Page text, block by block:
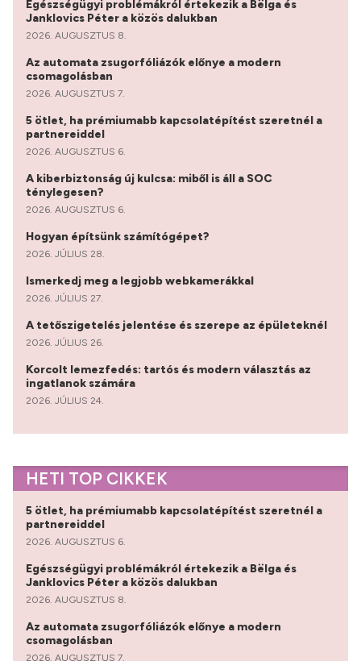
Egészségügyi problémákról értekezik a Bëlga és
Janklovics Péter a közös dalukban
2026. AUGUSZTUS 8.
Az automata zsugorfóliázók előnye a modern
csomagolásban
2026. AUGUSZTUS 7.
5 ötlet, ha prémiumabb kapcsolatépítést szeretnél a
partnereiddel
2026. AUGUSZTUS 6.
A kiberbiztonság új kulcsa: miből is áll a SOC
ténylegesen?
2026. AUGUSZTUS 6.
Hogyan építsünk számítógépet?
2026. JÚLIUS 28.
Ismerkedj meg a legjobb webkamerákkal
2026. JÚLIUS 27.
A tetőszigetelés jelentése és szerepe az épületeknél
2026. JÚLIUS 26.
Korcolt lemezfedés: tartós és modern választás az
ingatlanok számára
2026. JÚLIUS 24.
HETI TOP CIKKEK
5 ötlet, ha prémiumabb kapcsolatépítést szeretnél a
partnereiddel
2026. AUGUSZTUS 6.
Egészségügyi problémákról értekezik a Bëlga és
Janklovics Péter a közös dalukban
2026. AUGUSZTUS 8.
Az automata zsugorfóliázók előnye a modern
csomagolásban
2026. AUGUSZTUS 7.